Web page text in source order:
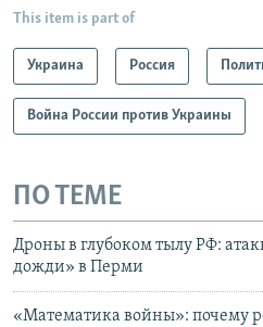
This item is part of
Украина Россия
Война России против Украины
ПО ТЕМЕ
Дроны в глубоком тылу РФ:
дожди» в Перми
«Математика войны»: почему